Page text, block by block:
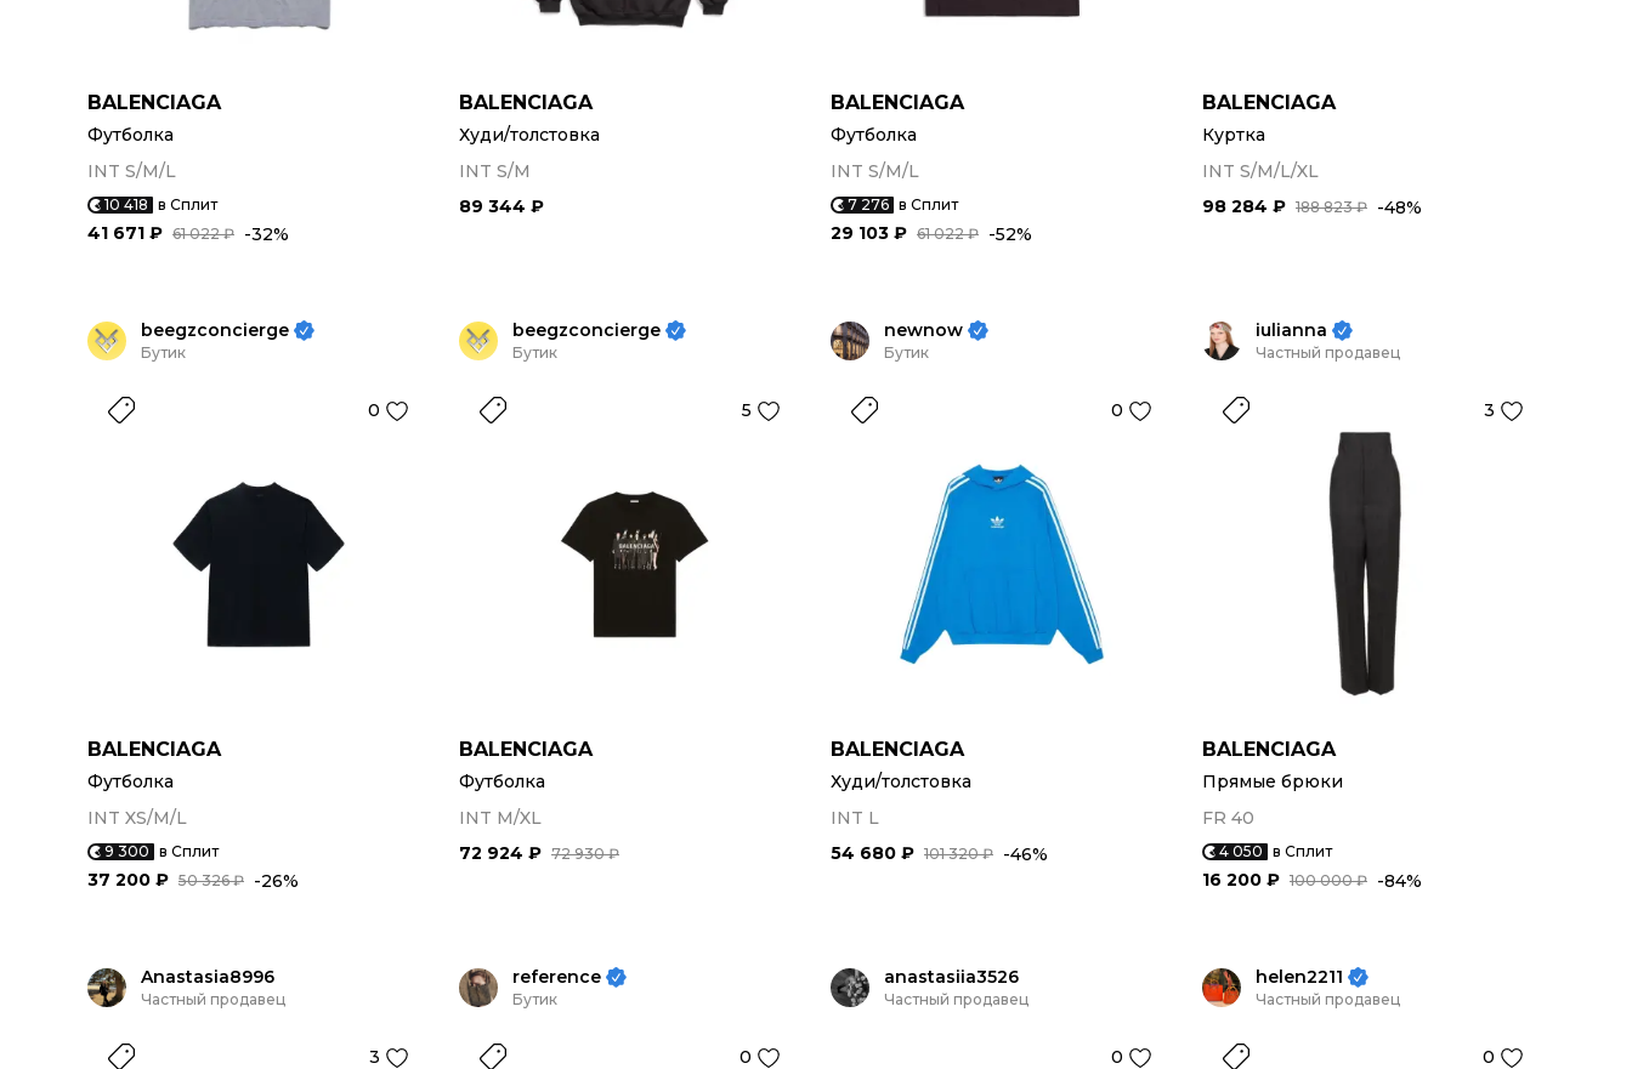
BALENCIAGA
Футболка
INT S/M/L
10 418 в Сплит
61 022 ₽
41 671 ₽ -32%
BALENCIAGA
Худи/толстовка
INT S/M
89 344 ₽
BALENCIAGA
Футболка
INT S/M/L
7 276 в Сплит
61 022 ₽
29 103 ₽ -52%
BALENCIAGA
Куртка
INT S/M/L/XL
188 823 ₽
98 284 ₽ -48%
beegzconcierge
Бутик
0
BALENCIAGA
Футболка
INT XS/M/L
9 300 в Сплит
50 326 ₽
37 200 ₽ -26%
beegzconcierge
Бутик
5
BALENCIAGA
Футболка
INT M/XL
72 930 ₽
72 924 ₽
newnow
Бутик
0
BALENCIAGA
Худи/толстовка
INT L
101 320 ₽
54 680 ₽ -46%
iulianna
Частный продавец
3
BALENCIAGA
Прямые брюки
FR 40
4 050 в Сплит
100 000 ₽
16 200 ₽ -84%
Anastasia8996
Частный продавец
3
reference
Бутик
0
anastasiia3526
Частный продавец
0
helen2211
Частный продавец
0